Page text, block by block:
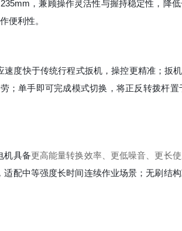
，兼顾操作灵活性与握持稳定性，降
便利性。
度快于传统行程式扳机，操控更精准；扳
；单手即可完成模式切换，将正反转拨杆
机具备更高能量转换效率、更低噪音、更长
配中等强度长时间连续作业场景；无刷结